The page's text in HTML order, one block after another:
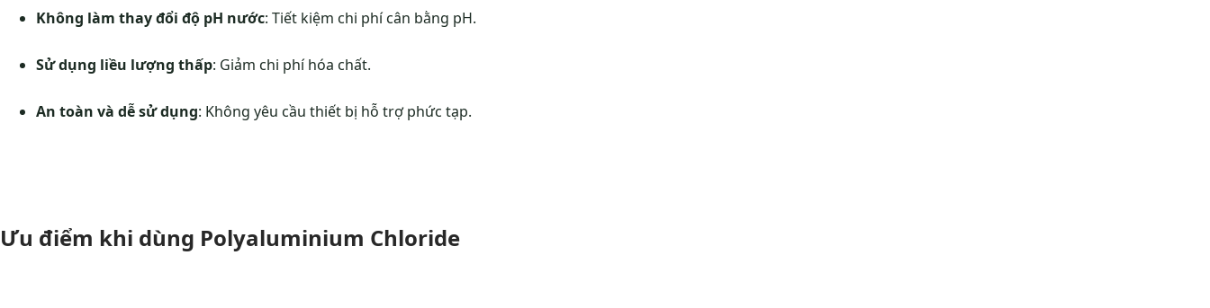
Không làm thay đổi độ pH nước: Tiết kiệm chi phí cân bằng pH.
Sử dụng liều lượng thấp: Giảm chi phí hóa chất.
An toàn và dễ sử dụng: Không yêu cầu thiết bị hỗ trợ phức tạp.
Ưu điểm khi dùng Polyaluminium Chloride